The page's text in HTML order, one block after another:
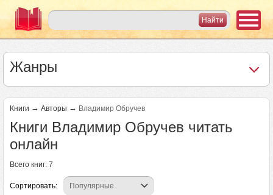
Жанры
Книги → Авторы → Владимир Обручев
Книги Владимир Обручев читать
онлайн
Всего книг: 7
Сортировать: